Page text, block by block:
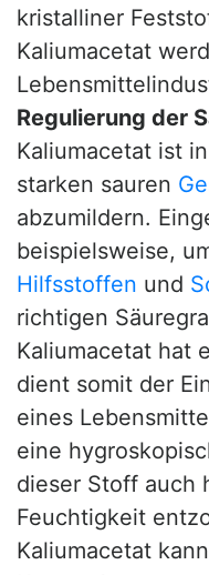
kristalliner
Kaliumacetat
Regulierung der
Kaliumacetat ist
starken sauren
abzumildern.
beispielsweise,
Hilfsstoffen und
richtigen
Kaliumacetat hat
dient somit der
eines
eine
dieser Stoff auch
Feuchtigkeit
Kaliumacetat